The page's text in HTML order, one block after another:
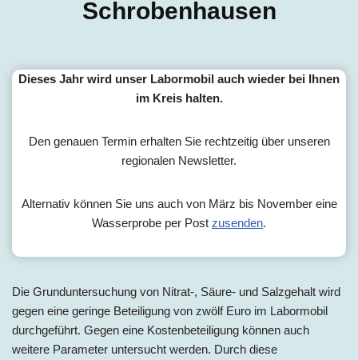
Schrobenhausen
Dieses Jahr wird unser Labormobil auch wieder bei Ihnen
im Kreis halten.
Den genauen Termin erhalten Sie rechtzeitig über unseren
regionalen Newsletter.
Alternativ können Sie uns auch von März bis November eine
Wasserprobe per Post zusenden.
Die Grunduntersuchung von Nitrat-, Säure- und Salzgehalt wird
gegen eine geringe Beteiligung von zwölf Euro im Labormobil
durchgeführt. Gegen eine Kostenbeteiligung können auch
weitere Parameter untersucht werden. Durch diese